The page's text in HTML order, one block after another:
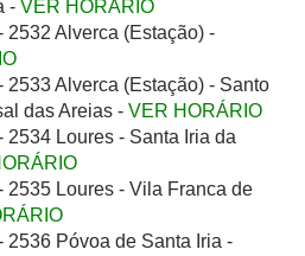
- VER HORÁRIO
2532 Alverca (Estação) -
2533 Alverca (Estação) - Santo
das Areias - VER HORÁRIO
2534 Loures - Santa Iria da
2535 Loures - Vila Franca de
2536 Póvoa de Santa Iria -